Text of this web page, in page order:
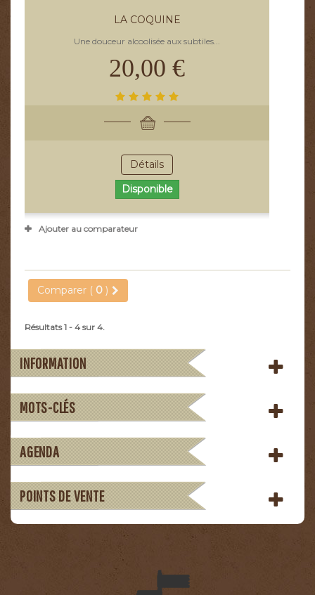
LA COQUINE
Une douceur alcoolisée aux subtiles...
20,00 €
Détails
Disponible
Ajouter au comparateur
Comparer ( 0 )
Résultats 1 - 4 sur 4.
INFORMATION
MOTS-CLÉS
AGENDA
POINTS DE VENTE